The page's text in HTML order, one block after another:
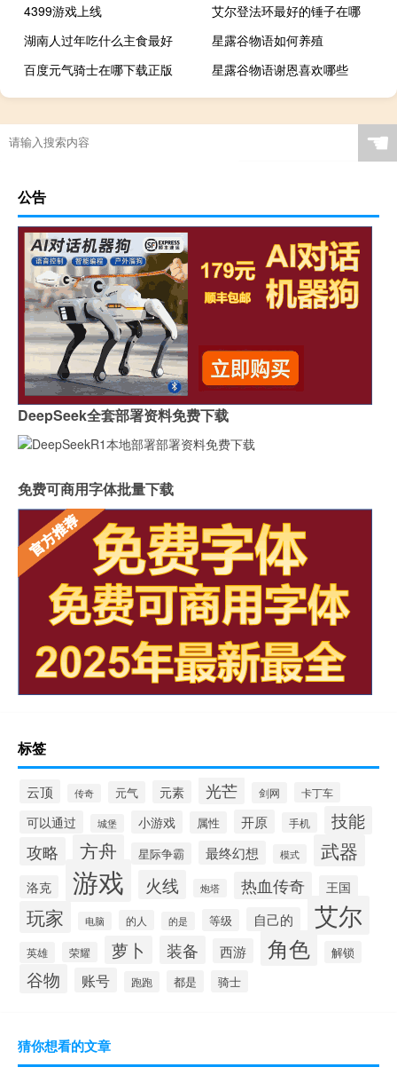
4399游戏上线
艾尔登法环最好的锤子在哪
湖南人过年吃什么主食最好
星露谷物语如何养殖
百度元气骑士在哪下载正版
星露谷物语谢恩喜欢哪些
☚
公告
DeepSeek全套部署资料免费下载
免费可商用字体批量下载
标签
云顶 传奇 元气 元素 光芒 剑网 卡丁车
可以通过 城堡 小游戏 属性 开原 手机
技能
攻略
方舟 星际争霸 最终幻想 模式 武器
洛克 游戏 火线 炮塔 热血传奇 王国
玩家 电脑 的人 的是 等级 自己的 艾尔
英雄 荣耀 萝卜 装备 西游 角色 解锁
谷物 账号 跑跑 都是 骑士
猜你想看的文章